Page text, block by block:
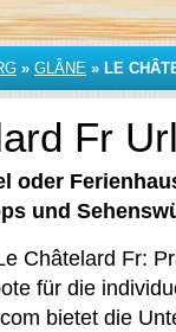
» GLÂNE » LE
Fr
oder
und
Châtelard Fr:
für die
bietet die